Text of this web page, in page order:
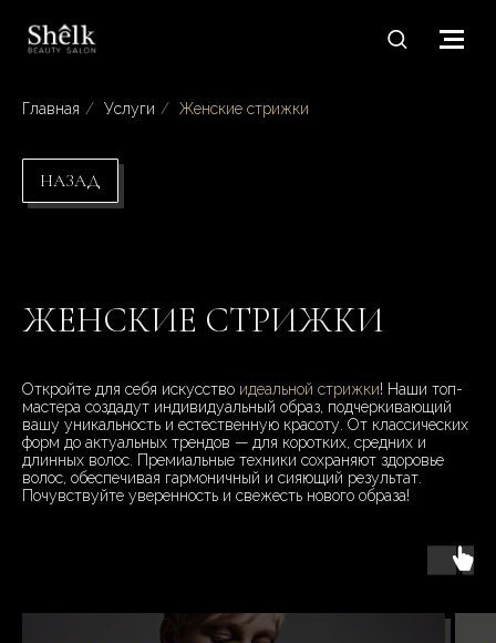
Главная / Услуги / Женские стрижки
НАЗАД
ЖЕНСКИЕ СТРИЖКИ
Откройте для себя искусство идеальной стрижки! Наши топ-
мастера создадут индивидуальный образ, подчеркивающий
вашу уникальность и естественную красоту. От классических
форм до актуальных трендов — для коротких, средних и
длинных волос. Премиальные техники сохраняют здоровье
волос, обеспечивая гармоничный и сияющий результат.
Почувствуйте уверенность и свежесть нового образа!